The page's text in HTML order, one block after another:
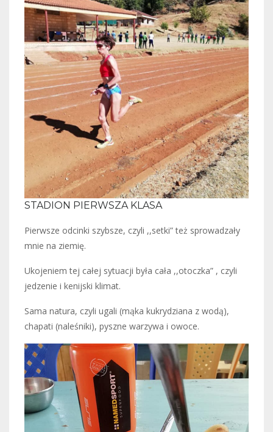
STADION PIERWSZA KLASA
Pierwsze odcinki szybsze, czyli ,,setki” też sprowadzały
mnie na ziemię.
Ukojeniem tej całej sytuacji była cała ,,otoczka” , czyli
jedzenie i kenijski klimat.
Sama natura, czyli ugali (mąka kukrydziana z wodą),
chapati (naleśniki), pyszne warzywa i owoce.